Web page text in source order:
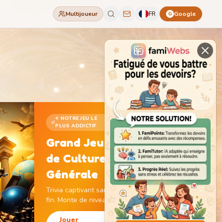
Multijoueur FR G Google
⭐ NOTRE JEU LE
PLUS ADDICTIF
Grand Jeu
de Culture
Générale
Trivia captivant sans
fin. Monte de niveau,
gagne des pièces et
débloque des
Jouer